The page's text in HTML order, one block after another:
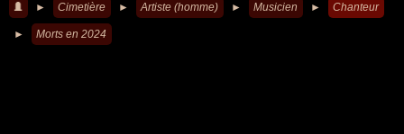
► Cimetière ► Artiste (homme) ► Musicien ► Chanteur
► Morts en 2024